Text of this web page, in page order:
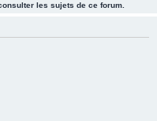
les sujets de ce forum.